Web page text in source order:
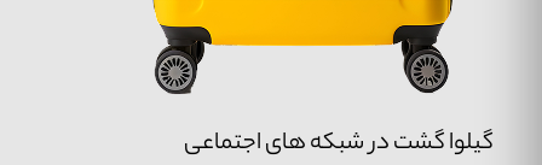
گیلوا گشت در شبکه های اجتماعی